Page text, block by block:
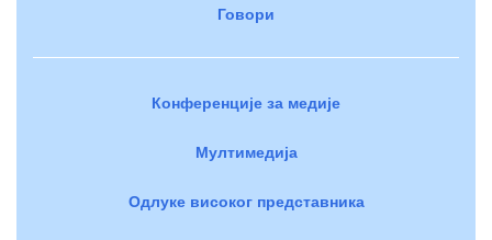
Говори
Конференције за медије
Мултимедија
Одлуке високог представника